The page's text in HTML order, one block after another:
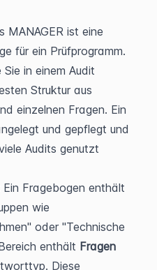
MANAGER ist eine
für ein Prüfprogramm.
in einem Audit
Struktur aus
einzelnen Fragen. Ein
und gepflegt und
Audits genutzt
wie
oder "Technische
enthält Fragen
Diese